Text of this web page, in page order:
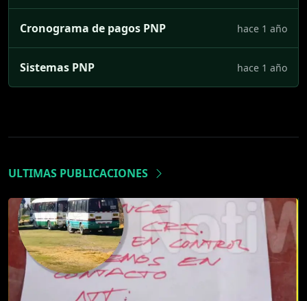
Cronograma de pagos PNP hace 1 año
Sistemas PNP hace 1 año
ULTIMAS PUBLICACIONES